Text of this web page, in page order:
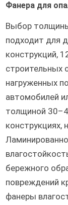
Фанера для
Выбор
подходит для
конструкций,
строительных
нагруженных
автомобилей
толщиной
конструкциях,
бережного
повреждений
фанеры